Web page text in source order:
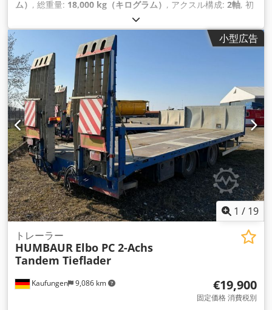
ム） , 総重量: 18,000 kg（キログラム） , アクスル構成: 2軸, 初
, 次回検査（TÜV）:
小型広告
1 / 19
Kaufungen 9,086 km
トレーラー
HUMBAUR Elbo PC 2-Achs
Tandem Tieflader
€19,900
固定価格 消費税別